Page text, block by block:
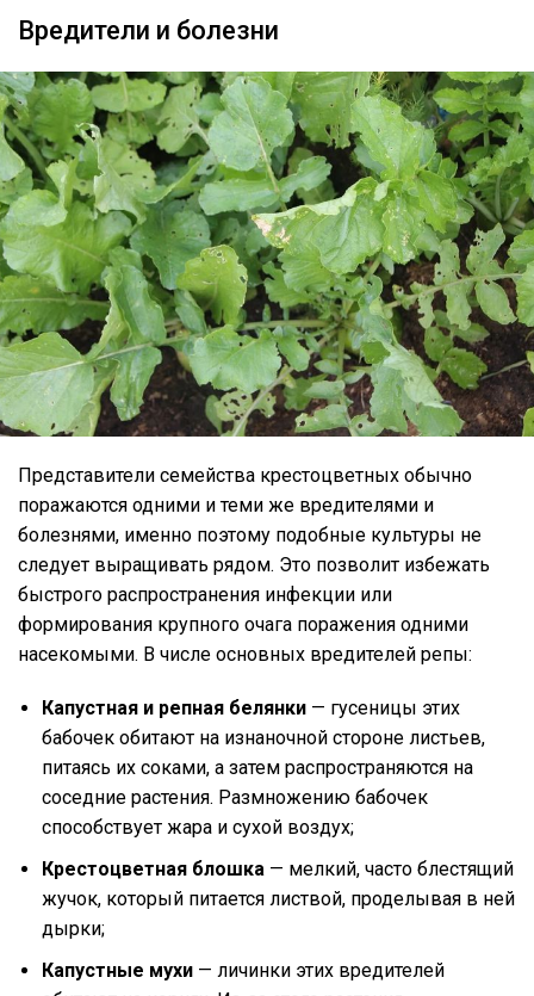
Вредители и болезни
Представители семейства крестоцветных обычно
поражаются одними и теми же вредителями и
болезнями, именно поэтому подобные культуры не
следует выращивать рядом. Это позволит избежать
быстрого распространения инфекции или
формирования крупного очага поражения одними
насекомыми. В числе основных вредителей репы:
Капустная и репная белянки — гусеницы этих
бабочек обитают на изнаночной стороне листьев,
питаясь их соками, а затем распространяются на
соседние растения. Размножению бабочек
способствует жара и сухой воздух;
Крестоцветная блошка — мелкий, часто блестящий
жучок, который питается листвой, проделывая в ней
дырки;
Капустные мухи — личинки этих вредителей